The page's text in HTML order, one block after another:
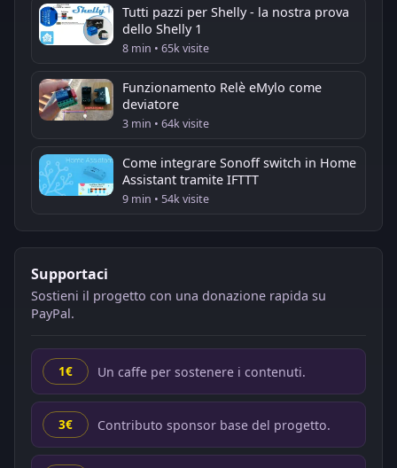
Tutti pazzi per Shelly - la nostra prova
dello Shelly 1
8 min • 65k visite
Funzionamento Relè eMylo come
deviatore
3 min • 64k visite
Come integrare Sonoff switch in Home
Assistant tramite IFTTT
9 min • 54k visite
Supportaci
Sostieni il progetto con una donazione rapida su
PayPal.
1€ Un caffe per sostenere i contenuti.
3€ Contributo sponsor base del progetto.